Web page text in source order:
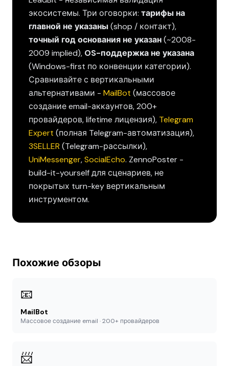
экосистемы. Три оговорки: тарифы на
главной не указаны(shop / контакт),
точный год основания не указан(~2008-
2009 implied), OS-поддержка не указана
(Windows-first по конвенции категории).
Сравнивайте с вертикальными
альтернативами - MailBot (массовое
создание email-аккаунтов, 200+
провайдеров, lifetime лицензия), Telegram
Expert (полная Telegram-автоматизация),
3SELLER (Telegram-рассылки),
UniMessenger,SocialEcho. ZennoPoster -
build-it-yourself для сценариев, не
покрытых turn-key вертикальным
инструментом.
Похожие обзоры
📧
MailBot
Массовое создание email · 200+ провайдеров
📨